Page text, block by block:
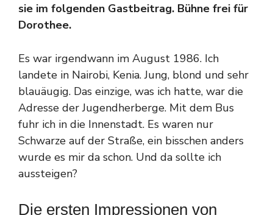
sie im folgenden Gastbeitrag. Bühne frei für
Dorothee.
Es war irgendwann im August 1986. Ich
landete in Nairobi, Kenia. Jung, blond und sehr
blauäugig. Das einzige, was ich hatte, war die
Adresse der Jugendherberge. Mit dem Bus
fuhr ich in die Innenstadt. Es waren nur
Schwarze auf der Straße, ein bisschen anders
wurde es mir da schon. Und da sollte ich
aussteigen?
Die ersten Impressionen von